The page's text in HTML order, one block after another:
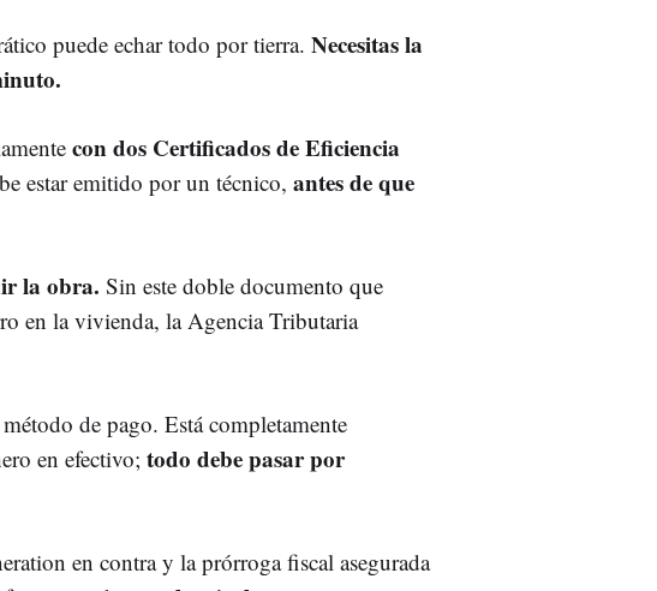
puede echar todo por tierra. Necesitas la
con dos Certificados de Eficiencia
estar emitido por un técnico, antes de que
la obra. Sin este doble documento que
en la vivienda, la Agencia Tributaria
de pago. Está completamente
en efectivo; todo debe pasar por
en contra y la prórroga fiscal asegurada